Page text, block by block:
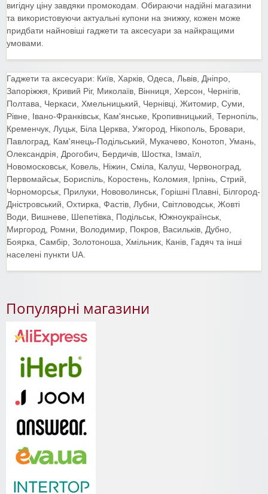
вигідну ціну завдяки промокодам. Обираючи надійні магазини
та використовуючи актуальні купони на знижку, кожен може
придбати найновіші гаджети та аксесуари за найкращими
умовами.
Гаджети та аксесуари: Київ, Харків, Одеса, Львів, Дніпро,
Запоріжжя, Кривий Ріг, Миколаїв, Вінниця, Херсон, Чернігів,
Полтава, Черкаси, Хмельницький, Чернівці, Житомир, Суми,
Рівне, Івано-Франківськ, Кам'янське, Кропивницький, Тернопіль,
Кременчук, Луцьк, Біла Церква, Ужгород, Нікополь, Бровари,
Павлоград, Кам'янець-Подільський, Мукачево, Конотоп, Умань,
Олександрія, Дрогобич, Бердичів, Шостка, Ізмаїл,
Новомосковськ, Ковель, Ніжин, Сміла, Калуш, Червоноград,
Первомайськ, Бориспіль, Коростень, Коломия, Ірпінь, Стрий,
Чорноморськ, Прилуки, Нововолинськ, Горішні Плавні, Білгород-
Дністровський, Охтирка, Фастів, Лубни, Світловодськ, Жовті
Води, Вишневе, Шепетівка, Подільськ, Южноукраїнськ,
Миргород, Ромни, Володимир, Покров, Васильків, Дубно,
Боярка, Самбір, Золотоноша, Хмільник, Канів, Гадяч та інші
населені пункти UA.
Популярні магазини